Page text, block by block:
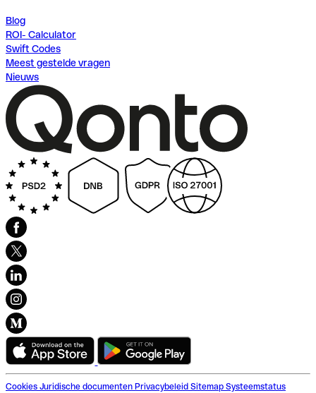
Blog
ROI- Calculator
Swift Codes
Meest gestelde vragen
Nieuws
Cookies Juridische documenten Privacybeleid Sitemap Systeemstatus